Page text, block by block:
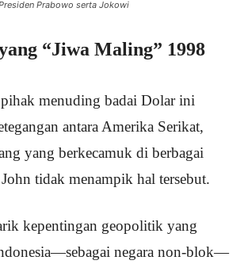
Prabowo serta Jokowi
“Jiwa Maling” 1998
menuding badai Dolar ini
antara Amerika Serikat,
yang berkecamuk di berbagai
tidak menampik hal tersebut.
kepentingan geopolitik yang
negara non-blok—